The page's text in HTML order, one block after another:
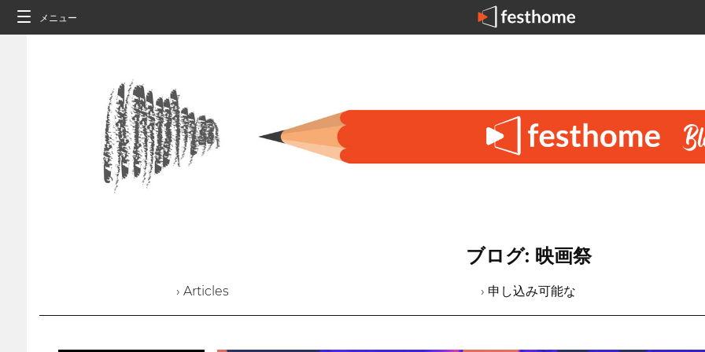
メニュー
ブログ: 映画祭
› Articles › 申し込み可能な